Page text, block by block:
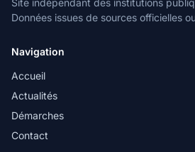
Site indépendant des institutions
Données issues de sources officielles
Navigation
Accueil
Actualités
Démarches
Contact